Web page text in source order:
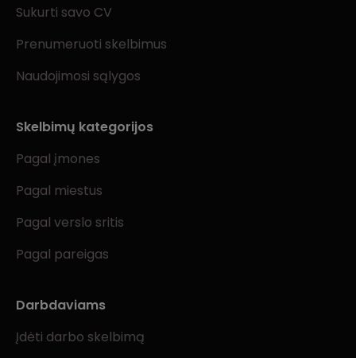
Sukurti savo CV
Prenumeruoti skelbimus
Naudojimosi sąlygos
Skelbimų kategorijos
Pagal įmones
Pagal miestus
Pagal verslo sritis
Pagal pareigas
Darbdaviams
Įdėti darbo skelbimą